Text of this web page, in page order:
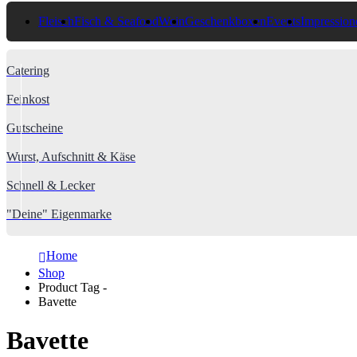
FleischFisch & SeafoodWeinGeschenkboxenEvents
Catering
Feinkost
Gutscheine
Wurst, Aufschnitt & Käse
Schnell & Lecker
"Deine" Eigenmarke
Home
Shop
Product Tag -
Bavette
Bavette